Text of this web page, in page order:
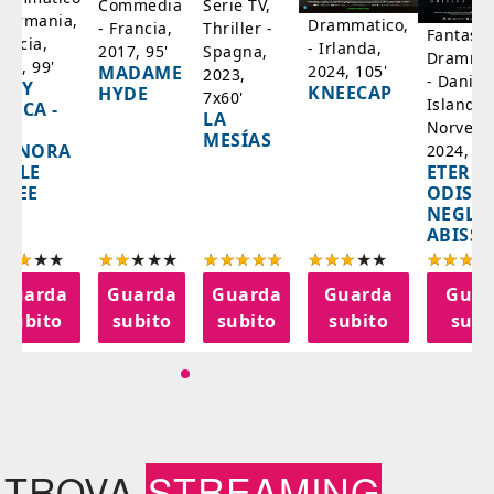
99'
-
subito
Commedia
- Francia,
2017, 95'
MADAME
HYDE
Guarda
subito
Serie TV,
Thriller -
Spagna,
2023,
7x60'
LA
MESÍAS
Guarda
subito
Drammatico,
- Irlanda,
2024, 105'
KNEECAP
Guarda
subito
-
Islanda,
2024,
NEGLI
ABISSI